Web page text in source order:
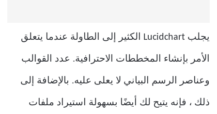
يجلب Lucidchart الكثير إلى الطاولة عندما يتعلق
الأمر بإنشاء المخططات الاحترافية. عدد القوالب
وعناصر الرسم البياني لا يعلى عليه. بالإضافة إلى
ذلك ، فإنه يتيح لك أيضًا بسهولة استيراد ملفات